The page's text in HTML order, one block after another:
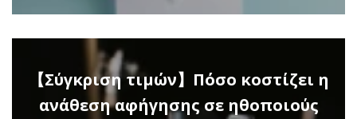
【Σύγκριση τιμών】Πόσο κοστίζει η
ανάθεση αφήγησης σε ηθοποιούς